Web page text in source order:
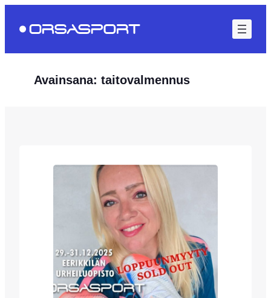
sisältöön
Avainsana: taitovalmennus